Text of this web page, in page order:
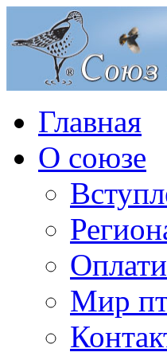
Главная
О союзе
Мир